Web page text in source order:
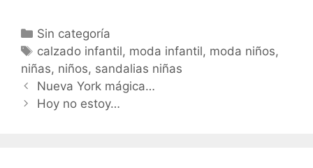
Categorías
Sin categoría
Etiquetas
calzado infantil, moda infantil, moda niños,
niñas, niños, sandalias niñas
Navegación
de
Nueva York mágica…
Hoy no estoy…